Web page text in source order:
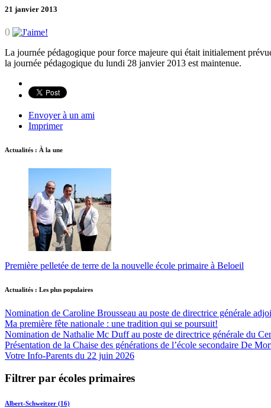
21 janvier 2013
0
La journée pédagogique pour force majeure qui était initialement
la journée pédagogique du lundi 28 janvier 2013 est maintenue.
Envoyer à un ami
Imprimer
Actualités : À la une
Première pelletée de terre de la nouvelle école primaire à Beloeil
Actualités : Les plus populaires
Nomination de Caroline Brousseau au poste de directrice générale
Ma première fête nationale : une tradition qui se poursuit!
Nomination de Nathalie Mc Duff au poste de directrice générale du
Présentation de la Chaise des générations de l’école secondaire De
Votre Info-Parents du 22 juin 2026
Filtrer par écoles primaires
Albert-Schweitzer (16)